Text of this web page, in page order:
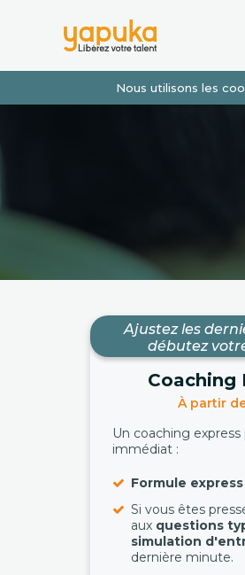
Nous utilisons les
Ajustez les
débutez
Coaching
À partir
Un coaching
immédiat :
Formule express
Si vous êtes
aux questions
simulation
dernière minute.